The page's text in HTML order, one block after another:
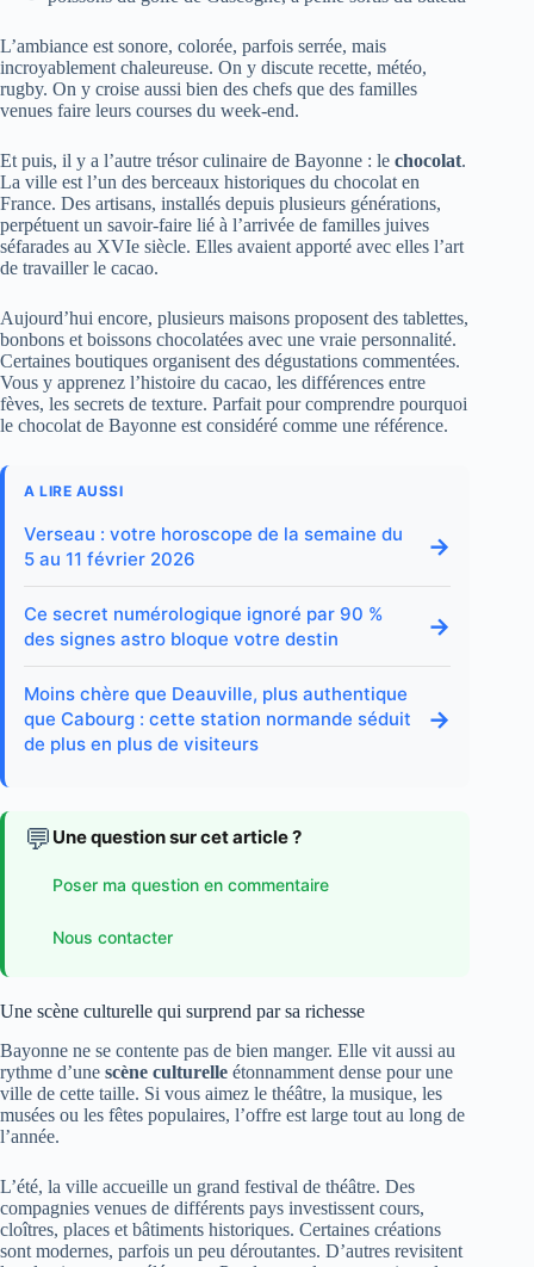
L’ambiance est sonore, colorée, parfois serrée, mais
incroyablement chaleureuse. On y discute recette, météo,
rugby. On y croise aussi bien des chefs que des familles
venues faire leurs courses du week-end.
Et puis, il y a l’autre trésor culinaire de Bayonne : le chocolat.
La ville est l’un des berceaux historiques du chocolat en
France. Des artisans, installés depuis plusieurs générations,
perpétuent un savoir-faire lié à l’arrivée de familles juives
séfarades au XVIe siècle. Elles avaient apporté avec elles l’art
de travailler le cacao.
Aujourd’hui encore, plusieurs maisons proposent des tablettes,
bonbons et boissons chocolatées avec une vraie personnalité.
Certaines boutiques organisent des dégustations commentées.
Vous y apprenez l’histoire du cacao, les différences entre
fèves, les secrets de texture. Parfait pour comprendre pourquoi
le chocolat de Bayonne est considéré comme une référence.
A LIRE AUSSI
Verseau : votre horoscope de la semaine du
5 au 11 février 2026
→
Ce secret numérologique ignoré par 90 %
des signes astro bloque votre destin
→
Moins chère que Deauville, plus authentique
que Cabourg : cette station normande séduit
de plus en plus de visiteurs
→
💬 Une question sur cet article ?
Poser ma question en commentaire
Nous contacter
Une scène culturelle qui surprend par sa richesse
Bayonne ne se contente pas de bien manger. Elle vit aussi au
rythme d’une scène culturelle étonnamment dense pour une
ville de cette taille. Si vous aimez le théâtre, la musique, les
musées ou les fêtes populaires, l’offre est large tout au long de
l’année.
L’été, la ville accueille un grand festival de théâtre. Des
compagnies venues de différents pays investissent cours,
cloîtres, places et bâtiments historiques. Certaines créations
sont modernes, parfois un peu déroutantes. D’autres revisitent